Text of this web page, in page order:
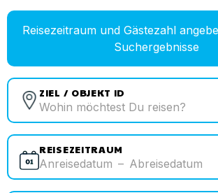
Reisezeitraum und Gästezahl
Suchergebnisse
ZIEL / OBJEKT ID
REISEZEITRAUM
Anreisedatum – Abreisedatum